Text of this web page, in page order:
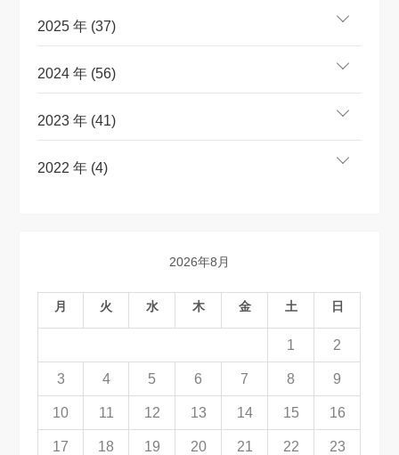
2025 年 (37)
2024 年 (56)
2023 年 (41)
2022 年 (4)
2026年8月
月 火 水 木 金 土 日
1 2
3 4 5 6 7 8 9
10 11 12 13 14 15 16
17 18 19 20 21 22 23